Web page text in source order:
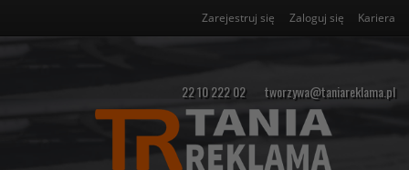
Zarejestruj się Zaloguj się Kariera
22 10 222 02 tworzywa@taniareklama.pl